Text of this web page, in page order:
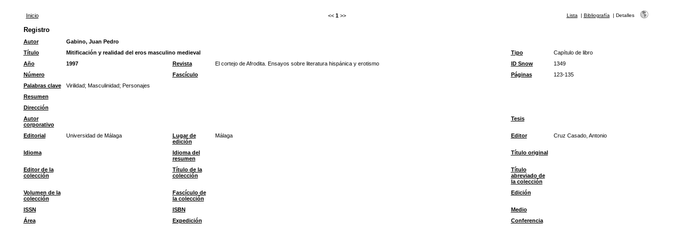
Inicio << 1 >> Lista | Bibliografía | Detalles
Registro
Autor
Gabino, Juan Pedro
Título
Mitificación y realidad del eros masculino medieval Tipo
Capítulo de libro
Año
1997 Revista El cortejo de Afrodita. Ensayos sobre literatura hispánica y erotismo ID Snow
1349
Número
Fascículo Páginas
123-135
Palabras clave
Virilidad; Masculinidad; Personajes
Resumen
Dirección
Autor
corporativo
Tesis
Editorial Universidad de Málaga
Lugar de
edición
Málaga Editor Cruz Casado, Antonio
Idioma
Idioma del
resumen
Título original
Editor de la
colección
Título de la
colección
Título
abreviado de
la colección
Volumen de la
colección
Fascículo de
la colección
Edición
ISSN ISBN
Medio
Área
Expedición
Conferencia